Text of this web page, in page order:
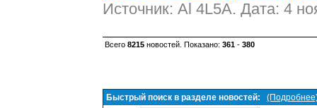
Источник: Al 4L5A. Дата: 4
Всего 8215 новостей. Показано: 361 - 380
Быстрый поиск в разделе новостей: